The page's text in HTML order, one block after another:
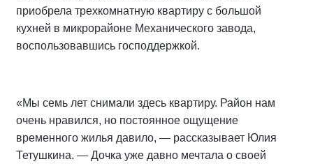
приобрела трехкомнатную квартиру с большой
кухней в микрорайоне Механического завода,
воспользовавшись господдержкой.
«Мы семь лет снимали здесь квартиру. Район нам
очень нравился, но постоянное ощущение
временного жилья давило, — рассказывает Юлия
Тетушкина. — Дочка уже давно мечтала о своей